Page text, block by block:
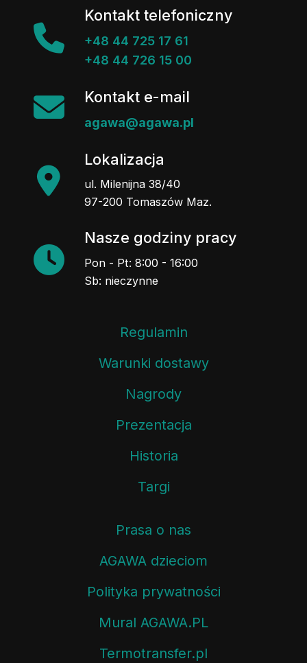
Kontakt telefoniczny
+48 44 725 17 61
+48 44 726 15 00
Kontakt e-mail
agawa@agawa.pl
Lokalizacja
ul. Milenijna 38/40
97-200 Tomaszów Maz.
Nasze godziny pracy
Pon - Pt: 8:00 - 16:00
Sb: nieczynne
Regulamin
Warunki dostawy
Nagrody
Prezentacja
Historia
Targi
Prasa o nas
AGAWA dzieciom
Polityka prywatności
Mural AGAWA.PL
Termotransfer.pl